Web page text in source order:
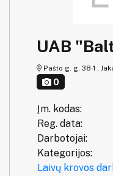
UAB
Pašto g. g. 38-1 ,
0
Įm. kodas:
Reg. data:
Darbotojai:
Kategorijos:
Laivų krovos